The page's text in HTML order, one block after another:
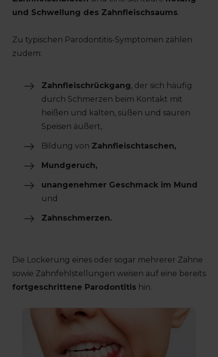
und Schwellung des Zahnfleischsaums.
Zu typischen Parodontitis-Symptomen zählen
zudem:
Zahnfleischrückgang, der sich häufig
durch Schmerzen beim Kontakt mit
heißen und kalten, süßen und sauren
Speisen äußert,
Bildung von Zahnfleischtaschen,
Mundgeruch,
unangenehmer Geschmack im Mund
und
Zahnschmerzen.
Die Lockerung eines oder sogar mehrerer Zähne
sowie Zahnfehlstellungen weisen auf eine bereits
fortgeschrittene Parodontitis hin.